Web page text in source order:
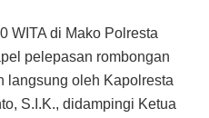
WITA di Mako Polresta
pelepasan rombongan
langsung oleh Kapolresta
S.I.K., didampingi Ketua